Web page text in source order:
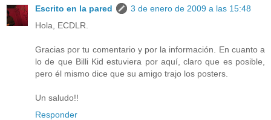
Escrito en la pared
3 de enero de 2009 a las 15:48
Hola, ECDLR.
Gracias por tu comentario y por la información. En cuanto a
lo de que Billi Kid estuviera por aquí, claro que es posible,
pero él mismo dice que su amigo trajo los posters.
Un saludo!!
Responder